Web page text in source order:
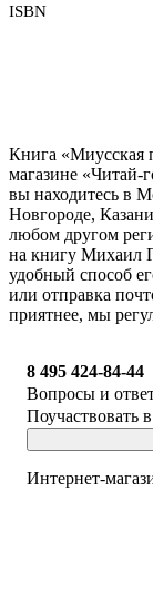
ISBN
Книга «Миусская
магазине «Читай-
вы находитесь в
Новгороде,
любом другом
на книгу Михаил
удобный способ
или отправка
приятнее, мы
8 495 424-84-44
Вопросы и
Поучаствовать
Интернет-